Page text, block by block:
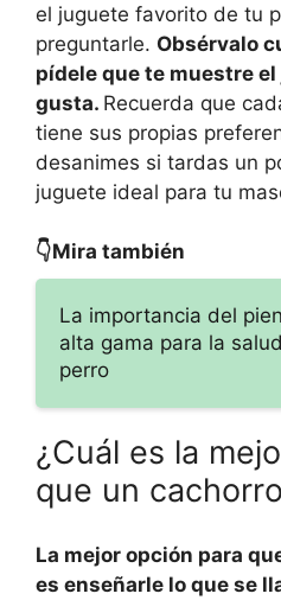
el juguete favorito de tu
preguntarle. Obsérvalo
pídele que te muestre
gusta. Recuerda que
tiene sus propias
desanimes si tardas un
juguete ideal para tu
👇Mira también
La importancia del
alta gama para la
perro
¿Cuál es la
que un
La mejor opción para
es enseñarle lo que se